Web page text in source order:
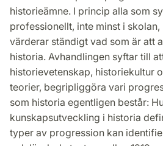
historieämne. I princip alla som
professionellt, inte minst i
värderar ständigt vad som är att
historia. Avhandlingen syftar till
historievetenskap, historiekultur
teorier, begripliggöra vari
som historia egentligen består:
kunskapsutveckling i historia
typer av progression kan